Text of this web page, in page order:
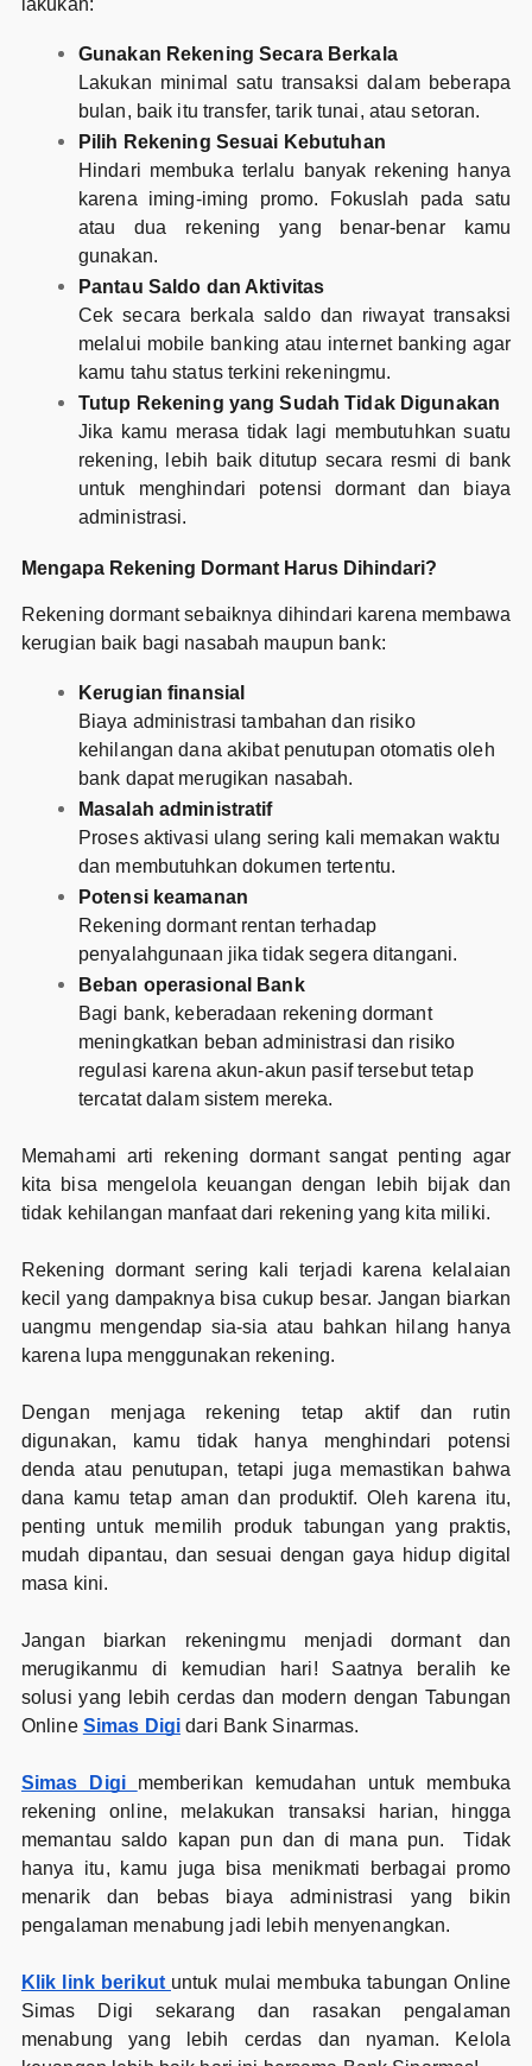
lakukan:
Gunakan Rekening Secara Berkala
Lakukan minimal satu transaksi dalam beberapa
bulan, baik itu transfer, tarik tunai, atau setoran.
Pilih Rekening Sesuai Kebutuhan
Hindari membuka terlalu banyak rekening hanya
karena iming-iming promo. Fokuslah pada satu
atau dua rekening yang benar-benar kamu
gunakan.
Pantau Saldo dan Aktivitas
Cek secara berkala saldo dan riwayat transaksi
melalui mobile banking atau internet banking agar
kamu tahu status terkini rekeningmu.
Tutup Rekening yang Sudah Tidak Digunakan
Jika kamu merasa tidak lagi membutuhkan suatu
rekening, lebih baik ditutup secara resmi di bank
untuk menghindari potensi dormant dan biaya
administrasi.
Mengapa Rekening Dormant Harus Dihindari?
Rekening dormant sebaiknya dihindari karena membawa
kerugian baik bagi nasabah maupun bank:
Kerugian finansial
Biaya administrasi tambahan dan risiko
kehilangan dana akibat penutupan otomatis oleh
bank dapat merugikan nasabah.
Masalah administratif
Proses aktivasi ulang sering kali memakan waktu
dan membutuhkan dokumen tertentu.
Potensi keamanan
Rekening dormant rentan terhadap
penyalahgunaan jika tidak segera ditangani.
Beban operasional Bank
Bagi bank, keberadaan rekening dormant
meningkatkan beban administrasi dan risiko
regulasi karena akun-akun pasif tersebut tetap
tercatat dalam sistem mereka.
Memahami arti rekening dormant sangat penting agar
kita bisa mengelola keuangan dengan lebih bijak dan
tidak kehilangan manfaat dari rekening yang kita miliki.
Rekening dormant sering kali terjadi karena kelalaian
kecil yang dampaknya bisa cukup besar. Jangan biarkan
uangmu mengendap sia-sia atau bahkan hilang hanya
karena lupa menggunakan rekening.
Dengan menjaga rekening tetap aktif dan rutin
digunakan, kamu tidak hanya menghindari potensi
denda atau penutupan, tetapi juga memastikan bahwa
dana kamu tetap aman dan produktif. Oleh karena itu,
penting untuk memilih produk tabungan yang praktis,
mudah dipantau, dan sesuai dengan gaya hidup digital
masa kini.
Jangan biarkan rekeningmu menjadi dormant dan
merugikanmu di kemudian hari! Saatnya beralih ke
solusi yang lebih cerdas dan modern dengan Tabungan
Online Simas Digi dari Bank Sinarmas.
Simas Digi memberikan kemudahan untuk membuka
rekening online, melakukan transaksi harian, hingga
memantau saldo kapan pun dan di mana pun. Tidak
hanya itu, kamu juga bisa menikmati berbagai promo
menarik dan bebas biaya administrasi yang bikin
pengalaman menabung jadi lebih menyenangkan.
Klik link berikut untuk mulai membuka tabungan Online
Simas Digi sekarang dan rasakan pengalaman
menabung yang lebih cerdas dan nyaman. Kelola